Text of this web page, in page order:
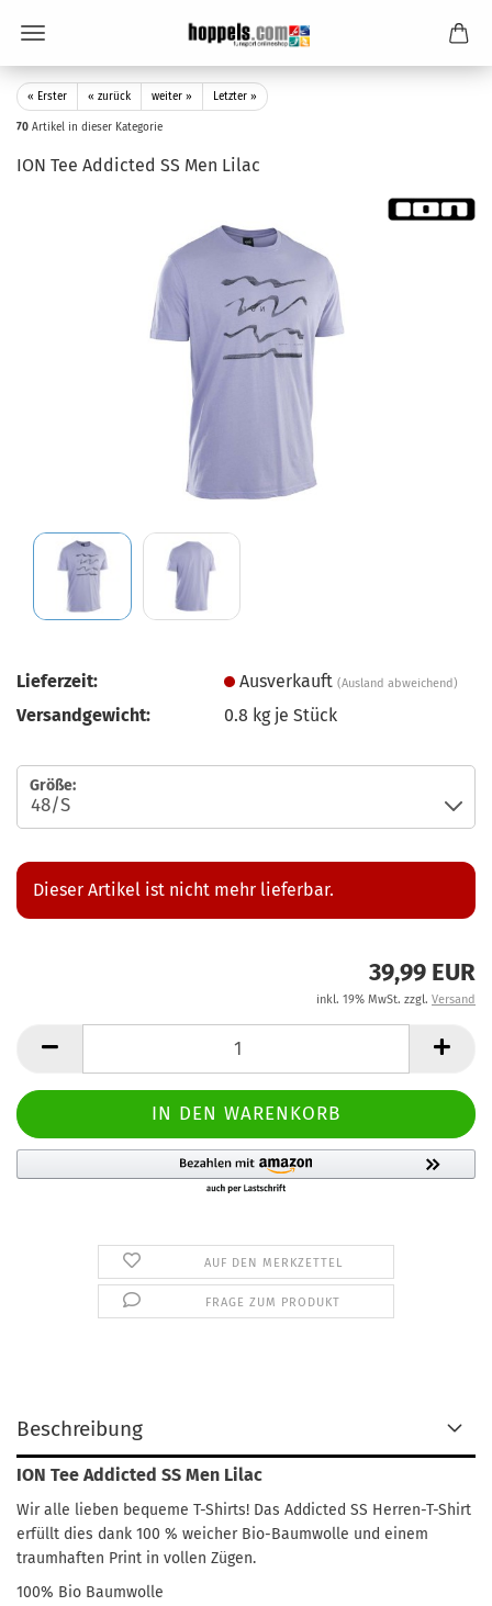
« Erster « zurück weiter » Letzter »
70 Artikel in dieser Kategorie
ION Tee Addicted SS Men Lilac
Lieferzeit: Ausverkauft(Ausland abweichend)
Versandgewicht: 0.8 kg je Stück
Größe:
Dieser Artikel ist nicht mehr lieferbar.
39,99 EUR
inkl. 19% MwSt. zzgl. Versand
AUF DEN MERKZETTEL
FRAGE ZUM PRODUKT
Beschreibung
ION Tee Addicted SS Men Lilac
Wir alle lieben bequeme T-Shirts! Das Addicted SS Herren-T-Shirt
erfüllt dies dank 100 % weicher Bio-Baumwolle und einem
traumhaften Print in vollen Zügen.
100% Bio Baumwolle